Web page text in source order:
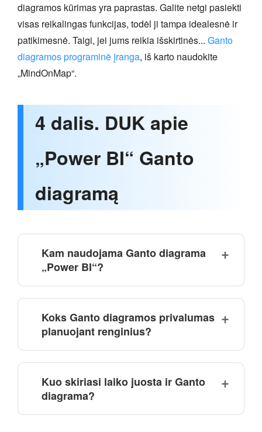
diagramos kūrimas yra paprastas. Galite netgi pasiekti
visas reikalingas funkcijas, todėl ji tampa idealesnė ir
patikimesnė. Taigi, jei jums reikia išskirtinės... Ganto
diagramos programinė įranga, iš karto naudokite
„MindOnMap“.
4 dalis. DUK apie
„Power BI“ Ganto
diagramą
Kam naudojama Ganto diagrama
„Power BI“?
Koks Ganto diagramos privalumas
planuojant renginius?
Kuo skiriasi laiko juosta ir Ganto
diagrama?